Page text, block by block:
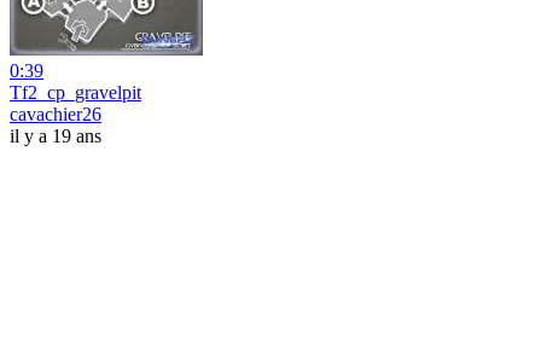
0:39
Tf2_cp_gravelpit
cavachier26
il y a 19 ans